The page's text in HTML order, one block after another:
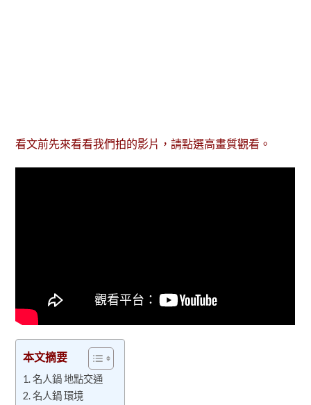
看文前先來看看我們拍的影片，請點選高畫質觀看。
本文摘要
名人鍋 地點交通
名人鍋 環境